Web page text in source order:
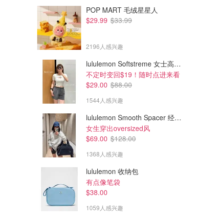
POP MART 毛绒星星人
$29.99 $33.99
2196人感兴趣
lululemon Softstreme 女士高腰短裤 10cm
不定时变回$19！随时点进来看
$29.00 $88.00
1544人感兴趣
lululemon Smooth Spacer 经典卫衣
女生穿出oversized风
$69.00 $128.00
1368人感兴趣
lululemon 收纳包
有点像笔袋
$38.00
1059人感兴趣